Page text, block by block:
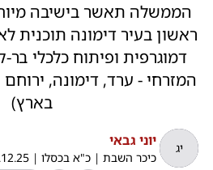
הממשלה תאשר בישיבה
ראשון בעיר דימונה תוכנית
דמוגרפית ופיתוח כלכלי בר-
המזרחי - ערד, דימונה,
בארץ)
יג יוני גבאי
כיכר השבת | כ"א בכסלו |